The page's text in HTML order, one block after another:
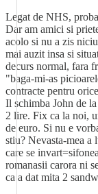
Legat de NHS,
Dar am amici si
acolo si nu a zis
mai auzit insa si
decurs normal, fara
"baga-mi-as
contracte pentru
Il schimba John de
2 lire. Fix ca la noi,
de euro. Si nu e
stiu? Nevasta-mea
care se
romanasii carora ni
ca a dat mita 2